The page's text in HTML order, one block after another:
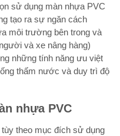
sử dụng màn nhựa PVC
tạo ra sự ngăn cách
môi trường bên trong và
và xe nâng hàng)
những tính năng ưu việt
thấm nước và duy trì độ
nhựa PVC
theo mục đích sử dụng